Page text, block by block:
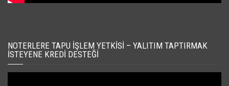
NOTERLERE TAPU İŞLEM YETKISI – YALITIM TAPTIRMAK
İSTEYENE KREDI DESTEĞI